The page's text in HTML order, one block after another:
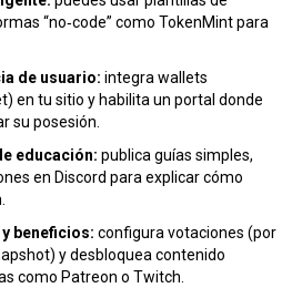
“no‑code” como TokenMint para
de usuario: integra wallets
en tu sitio y habilita un portal donde
su posesión.
educación: publica guías simples,
en Discord para explicar cómo
beneficios: configura votaciones (por
y desbloquea contenido
como Patreon o Twitch.